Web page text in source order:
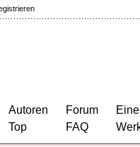
Autoren
Top
Forum
FAQ